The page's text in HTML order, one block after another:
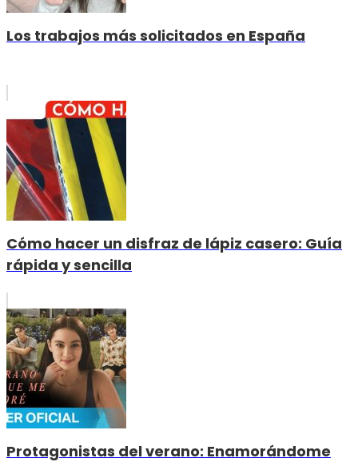
Los trabajos más solicitados en España
Cómo hacer un disfraz de lápiz casero: Guía
rápida y sencilla
Protagonistas del verano: Enamorándome